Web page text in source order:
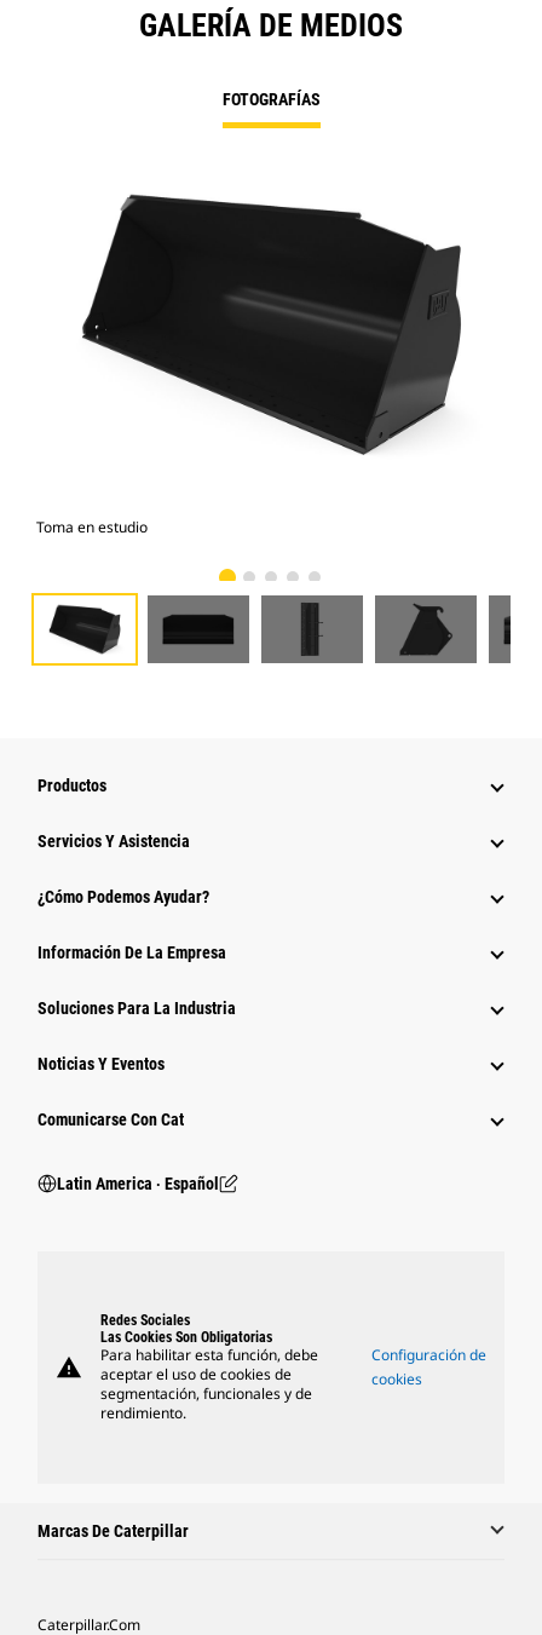
GALERÍA DE MEDIOS
FOTOGRAFÍAS
Toma en estudio
Productos
Servicios Y Asistencia
¿Cómo Podemos Ayudar?
Información De La Empresa
Soluciones Para La Industria
Noticias Y Eventos
Comunicarse Con Cat
Latin America ‧ Español
warning
Redes Sociales
Las Cookies Son Obligatorias
Para habilitar esta función, debe
aceptar el uso de cookies de
segmentación, funcionales y de
rendimiento.
Configuración de
cookies
Marcas De Caterpillar
Caterpillar.com